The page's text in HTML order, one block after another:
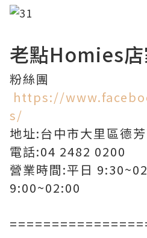
老點Homies
粉絲團
https://
s/
地址:台中市大里區德
電話:04 2482 0200
營業時間:平日
9:00~02:00